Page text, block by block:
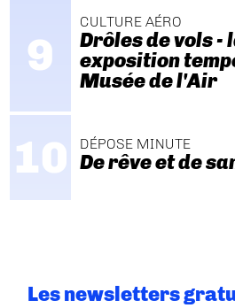
CULTURE AÉRO
Drôles de vols -
exposition
Musée de l'Air
DÉPOSE MINUTE
De rêve et de
Les newsletters